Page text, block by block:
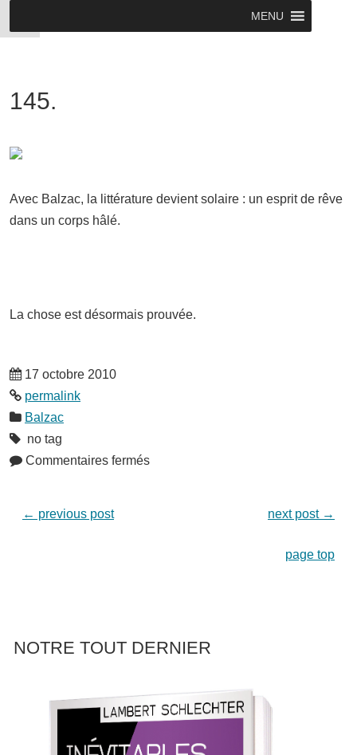
MENU
145.
Avec Balzac, la littérature devient solaire : un esprit de rêve
dans un corps hâlé.
La chose est désormais prouvée.
17 octobre 2010
permalink
Balzac
no tag
Commentaires fermés
← previous post next post →
page top
NOTRE TOUT DERNIER